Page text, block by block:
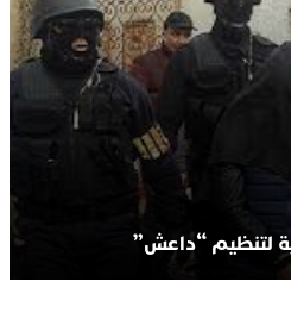
لتنظيم “داعش”